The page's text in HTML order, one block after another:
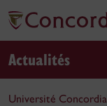
Actualités
Université Concordia